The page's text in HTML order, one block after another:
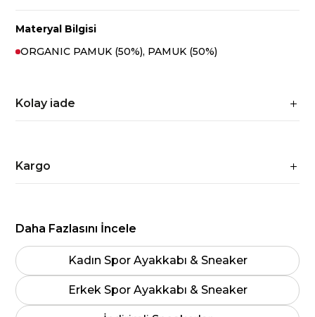
Materyal Bilgisi
ORGANIC PAMUK (50%), PAMUK (50%)
Kolay iade
Kargo
Daha Fazlasını İncele
Kadın Spor Ayakkabı & Sneaker
Erkek Spor Ayakkabı & Sneaker